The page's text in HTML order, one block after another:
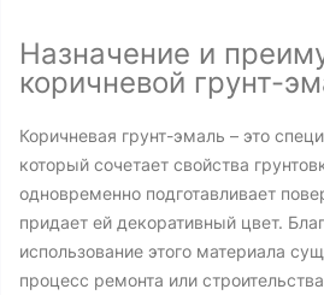
Назначение и
коричневой грунт-
Коричневая грунт-эмаль – это
который сочетает свойства
одновременно подготавливает
придает ей декоративный цвет.
использование этого материала
процесс ремонта или